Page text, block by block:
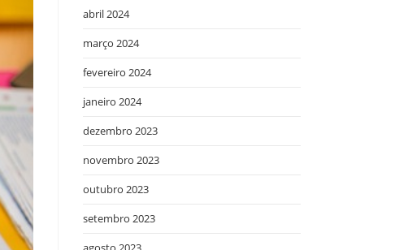
abril 2024
março 2024
fevereiro 2024
janeiro 2024
dezembro 2023
novembro 2023
outubro 2023
setembro 2023